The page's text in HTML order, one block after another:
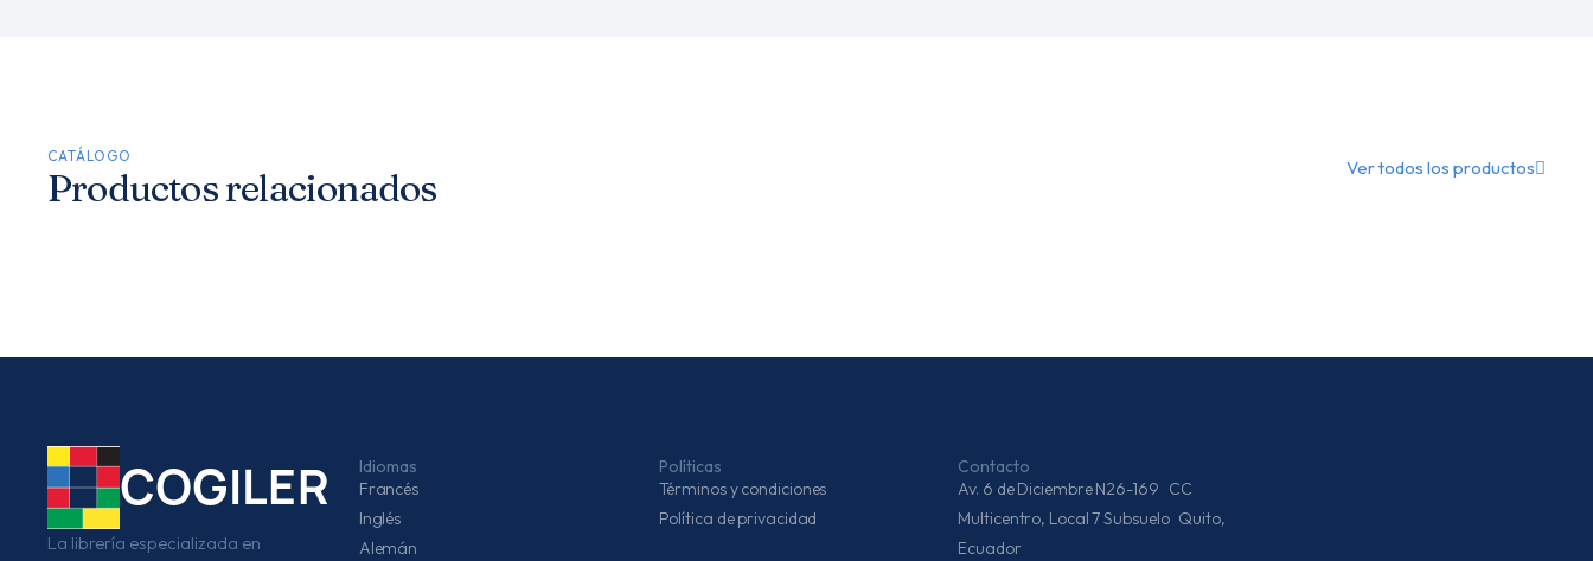
CATÁLOGO
Productos relacionados Ver todos los productos
COGILER
La librería especializada en
Idiomas
Francés
Inglés
Alemán
Políticas
Términos y condiciones
Política de privacidad
Contacto
Av. 6 de Diciembre N26-169 CC
Multicentro, Local 7 Subsuelo Quito,
Ecuador